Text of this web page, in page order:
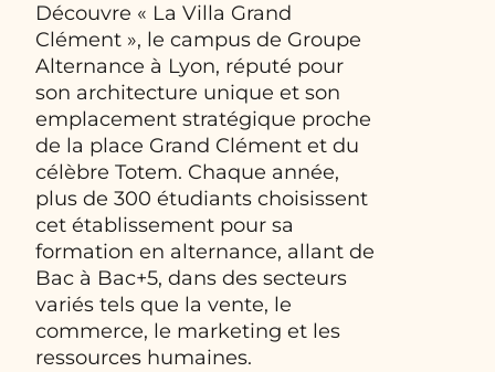
Découvre « La Villa Grand
Clément », le campus de Groupe
Alternance à Lyon, réputé pour
son architecture unique et son
emplacement stratégique proche
de la place Grand Clément et du
célèbre Totem. Chaque année,
plus de 300 étudiants choisissent
cet établissement pour sa
formation en alternance, allant de
Bac à Bac+5, dans des secteurs
variés tels que la vente, le
commerce, le marketing et les
ressources humaines.